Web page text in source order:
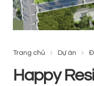
Trang chủ Dự án
Happy